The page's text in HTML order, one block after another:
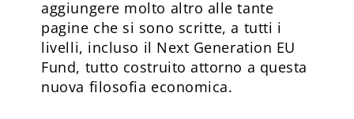
aggiungere molto altro alle tante
pagine che si sono scritte, a tutti i
livelli, incluso il Next Generation EU
Fund, tutto costruito attorno a questa
nuova filosofia economica.